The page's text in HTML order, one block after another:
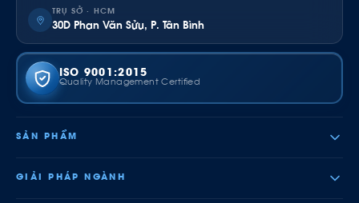
TRỤ SỞ · HCM
30D Phan Văn Sửu, P. Tân Bình
ISO 9001:2015
Quality Management Certified
SẢN PHẨM
GIẢI PHÁP NGÀNH